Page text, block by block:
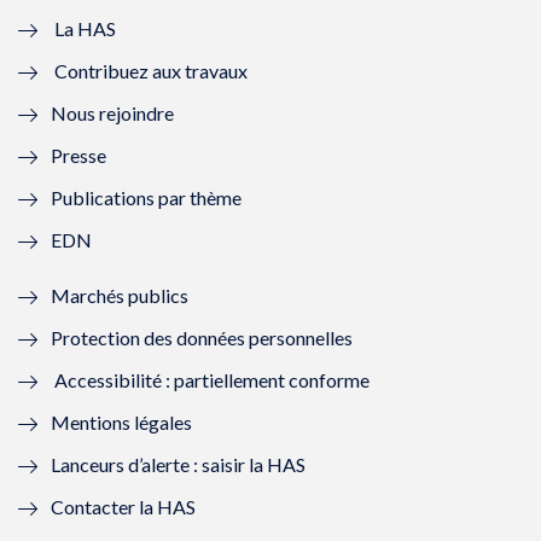
l
l
f
n
ê
t
r
e
)
e
e
n
ê
r
ê
t
e
ê
La HAS
Contribuez aux travaux
Nous rejoindre
Presse
Publications par thème
EDN
Marchés publics
Protection des données personnelles
Accessibilité : partiellement conforme
Mentions légales
Lanceurs d’alerte : saisir la HAS
Contacter la HAS